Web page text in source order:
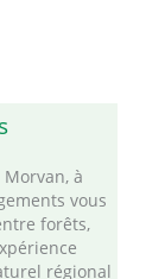
à
vous
forêts,
régional